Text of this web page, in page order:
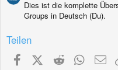
Dies ist die komplette
Groups in Deutsch (Du).
Teilen
FacebookX (Twitter)
Reddit